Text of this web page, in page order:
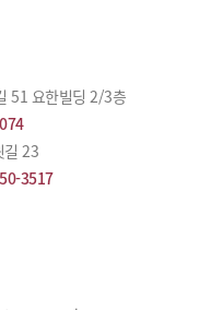
51 요한빌딩 2/3층
길 23
3517